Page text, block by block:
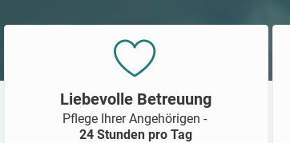
Liebevolle Betreuung
Pflege Ihrer Angehörigen -
24 Stunden pro Tag